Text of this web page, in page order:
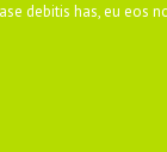
debitis has, eu eos